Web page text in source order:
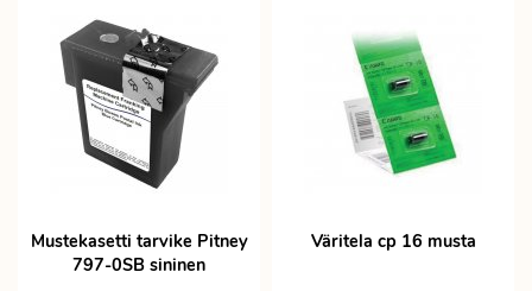
Mustekasetti tarvike Pitney
797-0SB sininen
Väritela cp 16 musta